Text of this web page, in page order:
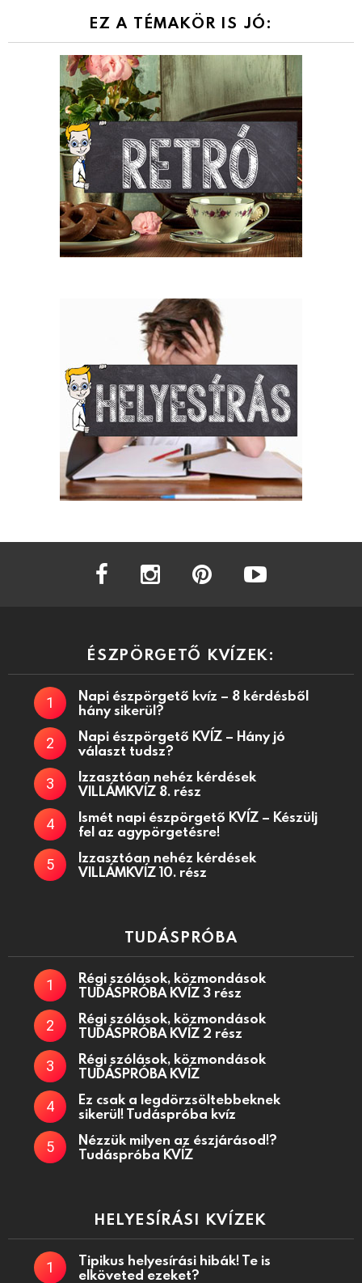
EZ A TÉMAKÖR IS JÓ:
facebook instagram
ÉSZPÖRGETŐ KVÍZEK:
Napi észpörgető kvíz – 8 kérdésből
hány sikerül?
Napi észpörgető KVÍZ – Hány jó
választ tudsz?
Izzasztóan nehéz kérdések
VILLÁMKVÍZ 8. rész
Ismét napi észpörgető KVÍZ – Készülj
fel az agypörgetésre!
Izzasztóan nehéz kérdések
VILLÁMKVÍZ 10. rész
TUDÁSPRÓBA
Régi szólások, közmondások
TUDÁSPRÓBA KVÍZ 3 rész
Régi szólások, közmondások
TUDÁSPRÓBA KVÍZ 2 rész
Régi szólások, közmondások
TUDÁSPRÓBA KVÍZ
Ez csak a legdörzsöltebbeknek
sikerül! Tudáspróba kvíz
Nézzük milyen az észjárásod!?
Tudáspróba KVÍZ
HELYESÍRÁSI KVÍZEK
Tipikus helyesírási hibák! Te is
elköveted ezeket?